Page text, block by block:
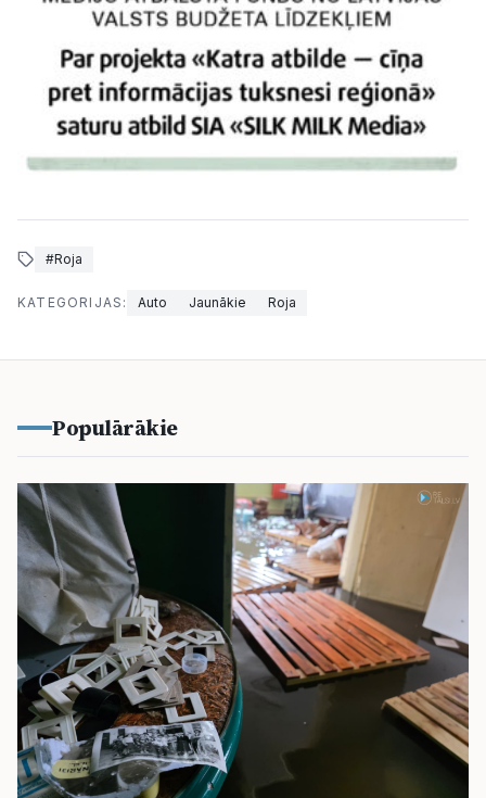
#Roja
KATEGORIJAS: Auto Jaunākie Roja
Populārākie